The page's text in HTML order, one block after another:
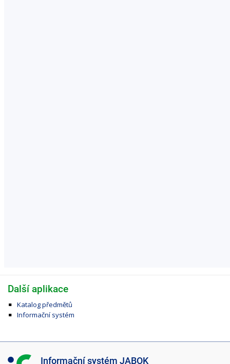
Další aplikace
Katalog předmětů
Informační systém
I Informační systém JABOK